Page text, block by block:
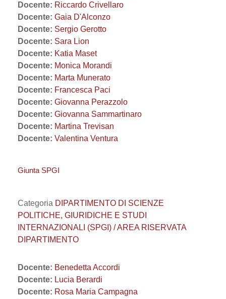
Docente: Riccardo Crivellaro
Docente: Gaia D'Alconzo
Docente: Sergio Gerotto
Docente: Sara Lion
Docente: Katia Maset
Docente: Monica Morandi
Docente: Marta Munerato
Docente: Francesca Paci
Docente: Giovanna Perazzolo
Docente: Giovanna Sammartinaro
Docente: Martina Trevisan
Docente: Valentina Ventura
Giunta SPGI
Categoria DIPARTIMENTO DI SCIENZE
POLITICHE, GIURIDICHE E STUDI
INTERNAZIONALI (SPGI) / AREA RISERVATA
DIPARTIMENTO
Docente: Benedetta Accordi
Docente: Lucia Berardi
Docente: Rosa Maria Campagna